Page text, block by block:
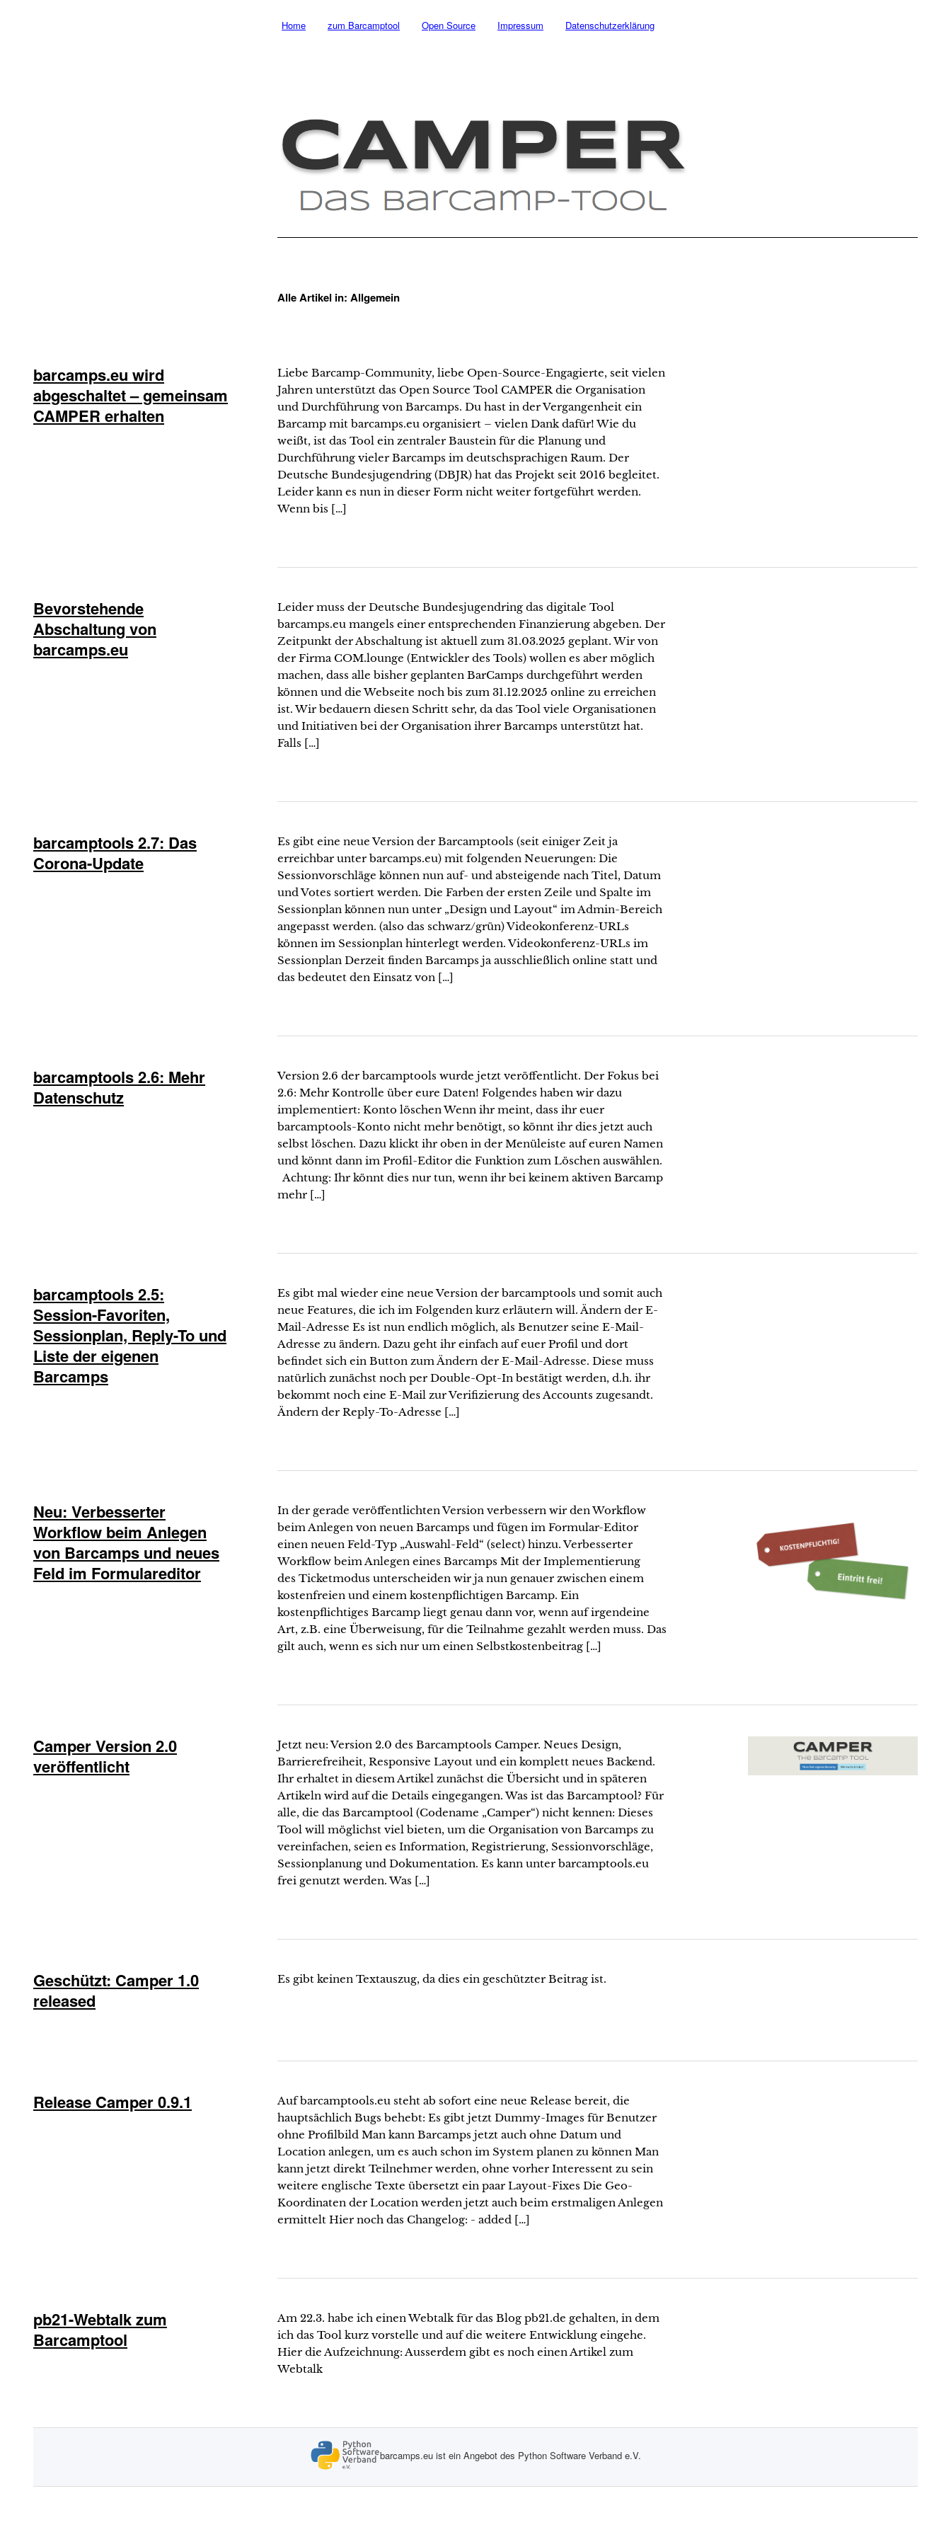
Home zum Barcamptool Open Source Impressum Datenschutzerklärung
Alle Artikel in: Allgemein
barcamps.eu wird
abgeschaltet – gemeinsam
CAMPER erhalten
Liebe Barcamp-Community, liebe Open-Source-Engagierte, seit vielen
Jahren unterstützt das Open Source Tool CAMPER die Organisation
und Durchführung von Barcamps. Du hast in der Vergangenheit ein
Barcamp mit barcamps.eu organisiert – vielen Dank dafür! Wie du
weißt, ist das Tool ein zentraler Baustein für die Planung und
Durchführung vieler Barcamps im deutschsprachigen Raum. Der
Deutsche Bundesjugendring (DBJR) hat das Projekt seit 2016 begleitet.
Leider kann es nun in dieser Form nicht weiter fortgeführt werden.
Wenn bis […]
Bevorstehende
Abschaltung von
barcamps.eu
Leider muss der Deutsche Bundesjugendring das digitale Tool
barcamps.eu mangels einer entsprechenden Finanzierung abgeben. Der
Zeitpunkt der Abschaltung ist aktuell zum 31.03.2025 geplant. Wir von
der Firma COM.lounge (Entwickler des Tools) wollen es aber möglich
machen, dass alle bisher geplanten BarCamps durchgeführt werden
können und die Webseite noch bis zum 31.12.2025 online zu erreichen
ist. Wir bedauern diesen Schritt sehr, da das Tool viele Organisationen
und Initiativen bei der Organisation ihrer Barcamps unterstützt hat.
Falls […]
barcamptools 2.7: Das
Corona-Update
Es gibt eine neue Version der Barcamptools (seit einiger Zeit ja
erreichbar unter barcamps.eu) mit folgenden Neuerungen: Die
Sessionvorschläge können nun auf- und absteigende nach Titel, Datum
und Votes sortiert werden. Die Farben der ersten Zeile und Spalte im
Sessionplan können nun unter „Design und Layout“ im Admin-Bereich
angepasst werden. (also das schwarz/grün) Videokonferenz-URLs
können im Sessionplan hinterlegt werden. Videokonferenz-URLs im
Sessionplan Derzeit finden Barcamps ja ausschließlich online statt und
das bedeutet den Einsatz von […]
barcamptools 2.6: Mehr
Datenschutz
Version 2.6 der barcamptools wurde jetzt veröffentlicht. Der Fokus bei
2.6: Mehr Kontrolle über eure Daten! Folgendes haben wir dazu
implementiert: Konto löschen Wenn ihr meint, dass ihr euer
barcamptools-Konto nicht mehr benötigt, so könnt ihr dies jetzt auch
selbst löschen. Dazu klickt ihr oben in der Menüleiste auf euren Namen
und könnt dann im Profil-Editor die Funktion zum Löschen auswählen.
Achtung: Ihr könnt dies nur tun, wenn ihr bei keinem aktiven Barcamp
mehr […]
barcamptools 2.5:
Session-Favoriten,
Sessionplan, Reply-To und
Liste der eigenen
Barcamps
Es gibt mal wieder eine neue Version der barcamptools und somit auch
neue Features, die ich im Folgenden kurz erläutern will. Ändern der E-
Mail-Adresse Es ist nun endlich möglich, als Benutzer seine E-Mail-
Adresse zu ändern. Dazu geht ihr einfach auf euer Profil und dort
befindet sich ein Button zum Ändern der E-Mail-Adresse. Diese muss
natürlich zunächst noch per Double-Opt-In bestätigt werden, d.h. ihr
bekommt noch eine E-Mail zur Verifizierung des Accounts zugesandt.
Ändern der Reply-To-Adresse […]
Neu: Verbesserter
Workflow beim Anlegen
von Barcamps und neues
Feld im Formulareditor
In der gerade veröffentlichten Version verbessern wir den Workflow
beim Anlegen von neuen Barcamps und fügen im Formular-Editor
einen neuen Feld-Typ „Auswahl-Feld“ (select) hinzu. Verbesserter
Workflow beim Anlegen eines Barcamps Mit der Implementierung
des Ticketmodus unterscheiden wir ja nun genauer zwischen einem
kostenfreien und einem kostenpflichtigen Barcamp. Ein
kostenpflichtiges Barcamp liegt genau dann vor, wenn auf irgendeine
Art, z.B. eine Überweisung, für die Teilnahme gezahlt werden muss. Das
gilt auch, wenn es sich nur um einen Selbstkostenbeitrag […]
Camper Version 2.0
veröffentlicht
Jetzt neu: Version 2.0 des Barcamptools Camper. Neues Design,
Barrierefreiheit, Responsive Layout und ein komplett neues Backend.
Ihr erhaltet in diesem Artikel zunächst die Übersicht und in späteren
Artikeln wird auf die Details eingegangen. Was ist das Barcamptool? Für
alle, die das Barcamptool (Codename „Camper“) nicht kennen: Dieses
Tool will möglichst viel bieten, um die Organisation von Barcamps zu
vereinfachen, seien es Information, Registrierung, Sessionvorschläge,
Sessionplanung und Dokumentation. Es kann unter barcamptools.eu
frei genutzt werden. Was […]
Geschützt: Camper 1.0
released
Es gibt keinen Textauszug, da dies ein geschützter Beitrag ist.
Release Camper 0.9.1
Auf barcamptools.eu steht ab sofort eine neue Release bereit, die
hauptsächlich Bugs behebt: Es gibt jetzt Dummy-Images für Benutzer
ohne Profilbild Man kann Barcamps jetzt auch ohne Datum und
Location anlegen, um es auch schon im System planen zu können Man
kann jetzt direkt Teilnehmer werden, ohne vorher Interessent zu sein
weitere englische Texte übersetzt ein paar Layout-Fixes Die Geo-
Koordinaten der Location werden jetzt auch beim erstmaligen Anlegen
ermittelt Hier noch das Changelog: - added […]
pb21-Webtalk zum
Barcamptool
Am 22.3. habe ich einen Webtalk für das Blog pb21.de gehalten, in dem
ich das Tool kurz vorstelle und auf die weitere Entwicklung eingehe.
Hier die Aufzeichnung: Ausserdem gibt es noch einen Artikel zum
Webtalk
barcamps.eu ist ein Angebot des Python Software Verband e.V.